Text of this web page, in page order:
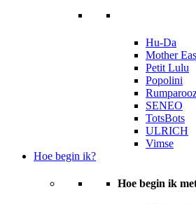
Hu-Da
Mother
Petit Lulu
Popolini
SENEO
TotsBots
ULRICH
Vimse
Hoe begin ik?
Hoe begin ik